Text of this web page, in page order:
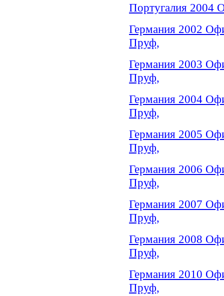
Португалия 2004
Германия 2002
Пруф,
Германия 2003
Пруф,
Германия 2004
Пруф,
Германия 2005
Пруф,
Германия 2006
Пруф,
Германия 2007
Пруф,
Германия 2008
Пруф,
Германия 2010
Пруф,